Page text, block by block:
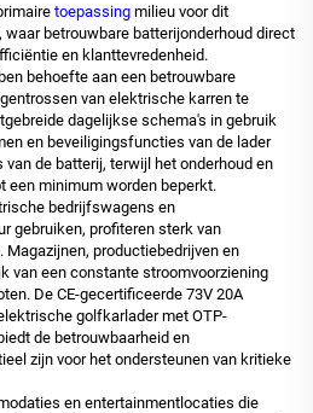
toepassing milieu voor dit
betrouwbare batterijonderhoud direct
en klanttevredenheid.
behoefte aan een betrouwbare
van elektrische karren te
dagelijkse schema's in gebruik
en beveiligingsfuncties van de lader
de batterij, terwijl het onderhoud en
een minimum worden beperkt.
bedrijfswagens en
gebruiken, profiteren sterk van
productiebedrijven en
van een constante stroomvoorziening
De CE-gecertificeerde 73V 20A
golfkarlader met OTP-
de betrouwbaarheid en
zijn voor het ondersteunen van kritieke
en entertainmentlocaties die